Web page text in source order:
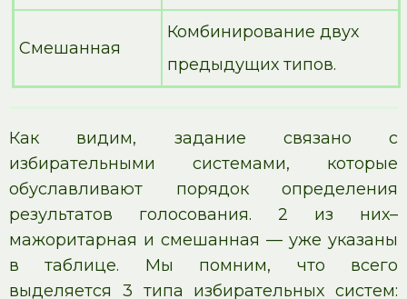
Смешанная
Комбинирование двух
предыдущих типов.
Как видим, задание связано с
избирательными системами, которые
обуславливают порядок определения
результатов голосования. 2 из них–
мажоритарная и смешанная — уже указаны
в таблице. Мы помним, что всего
выделяется 3 типа избирательных систем: